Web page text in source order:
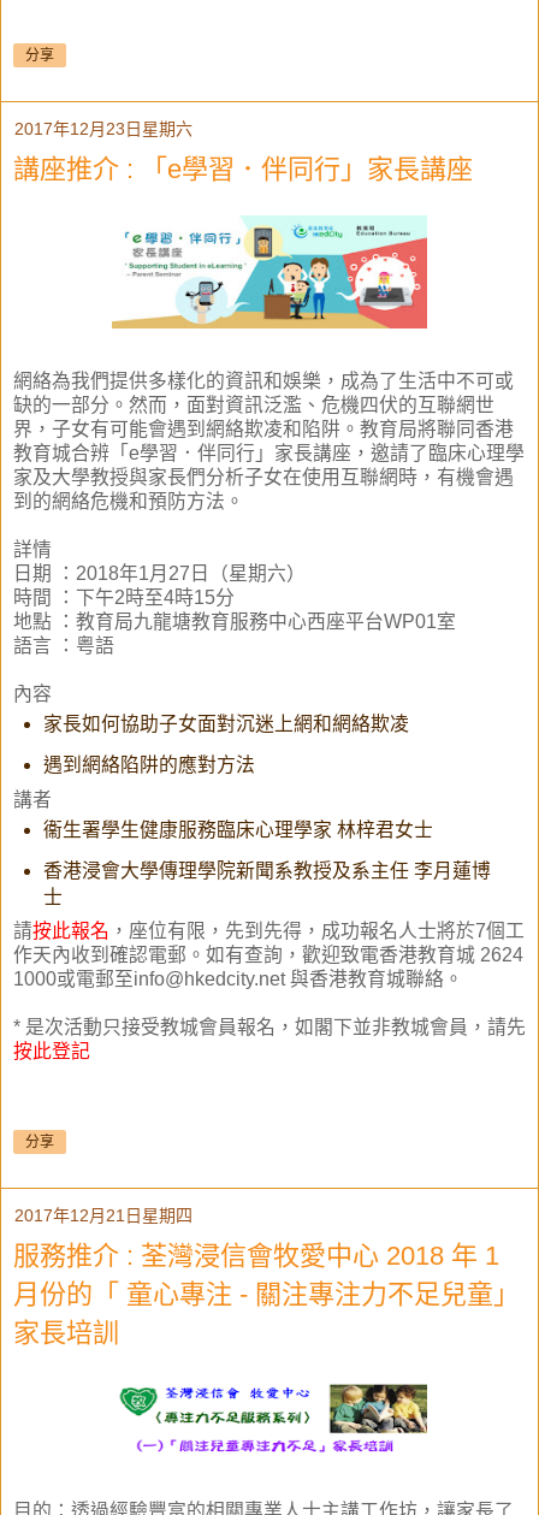
分享
2017年12月23日星期六
講座推介 : 「e學習．伴同行」家長講座
網絡為我們提供多樣化的資訊和娛樂，成為了生活中不可或
缺的一部分。然而，面對資訊泛濫、危機四伏的互聯網世
界，子女有可能會遇到網絡欺凌和陷阱。教育局將聯同香港
教育城合辨「e學習．伴同行」家長講座，邀請了臨床心理學
家及大學教授與家長們分析子女在使用互聯網時，有機會遇
到的網絡危機和預防方法。
詳情
日期 ：2018年1月27日（星期六）
時間 ：下午2時至4時15分
地點 ：教育局九龍塘教育服務中心西座平台WP01室
語言 ：粤語
內容
家長如何協助子女面對沉迷上網和網絡欺凌
遇到網絡陷阱的應對方法
講者
衞生署學生健康服務臨床心理學家 林梓君女士
香港浸會大學傳理學院新聞系教授及系主任 李月蓮博
士
請按此報名 ，座位有限，先到先得，成功報名人士將於7個工
作天內收到確認電郵。如有查詢，歡迎致電香港教育城 2624
1000或電郵至info@hkedcity.net 與香港教育城聯絡。
* 是次活動只接受教城會員報名，如閣下並非教城會員，請先
按此登記
分享
2017年12月21日星期四
服務推介 : 荃灣浸信會牧愛中心 2018 年 1
月份的「 童心專注 - 關注專注力不足兒童」
家長培訓
目的： 透過經驗豐富的相關專業人士主講工作坊，讓家長了